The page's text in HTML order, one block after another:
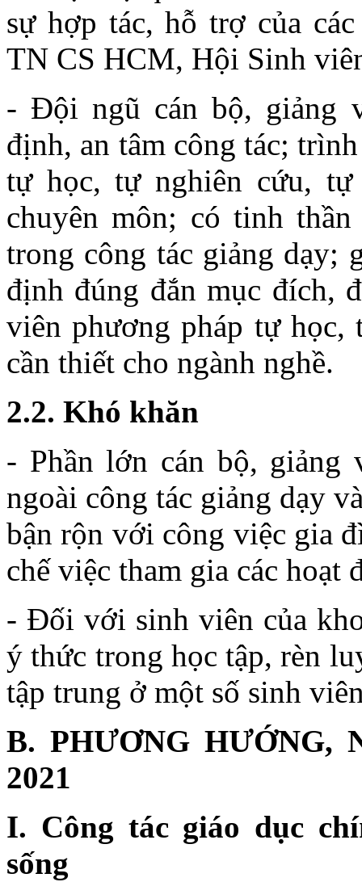
sự hợp tác, hỗ trợ của
TN CS HCM, Hội Sinh
- Đội ngũ cán bộ, giảng
định, an tâm công tác;
tự học, tự nghiên cứu, tự
chuyên môn; có tinh
trong công tác giảng dạy;
định đúng đắn mục đích,
viên phương pháp tự học,
cần thiết cho ngành nghề.
2.2. Khó khăn
- Phần lớn cán bộ, giảng
ngoài công tác giảng dạy
bận rộn với công việc gia
chế việc tham gia các hoạt
- Đối với sinh viên của
ý thức trong học tập, rèn
tập trung ở một số sinh
B. PHƯƠNG HƯỚNG,
2021
I. Công tác giáo dục
sống